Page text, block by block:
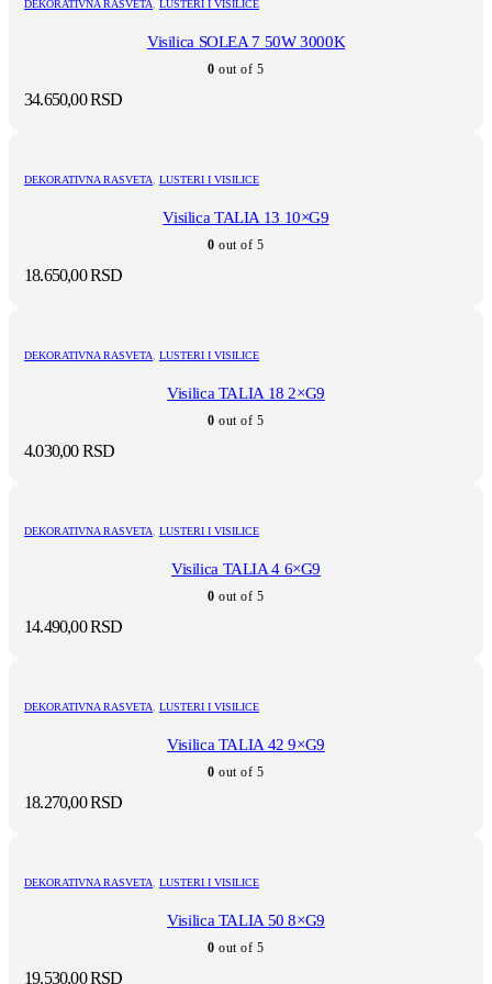
DEKORATIVNA RASVETA LUSTERI I VISILICE
Visilica SOLEA 7 50W 3000K
0 out of 5
34.650,00RSD
DEKORATIVNA RASVETA LUSTERI I VISILICE
Visilica TALIA 13 10×G9
0 out of 5
18.650,00RSD
DEKORATIVNA RASVETA LUSTERI I VISILICE
Visilica TALIA 18 2×G9
0 out of 5
4.030,00RSD
DEKORATIVNA RASVETA LUSTERI I VISILICE
Visilica TALIA 4 6×G9
0 out of 5
14.490,00RSD
DEKORATIVNA RASVETA LUSTERI I VISILICE
Visilica TALIA 42 9×G9
0 out of 5
18.270,00RSD
DEKORATIVNA RASVETA LUSTERI I VISILICE
Visilica TALIA 50 8×G9
0 out of 5
19.530,00RSD